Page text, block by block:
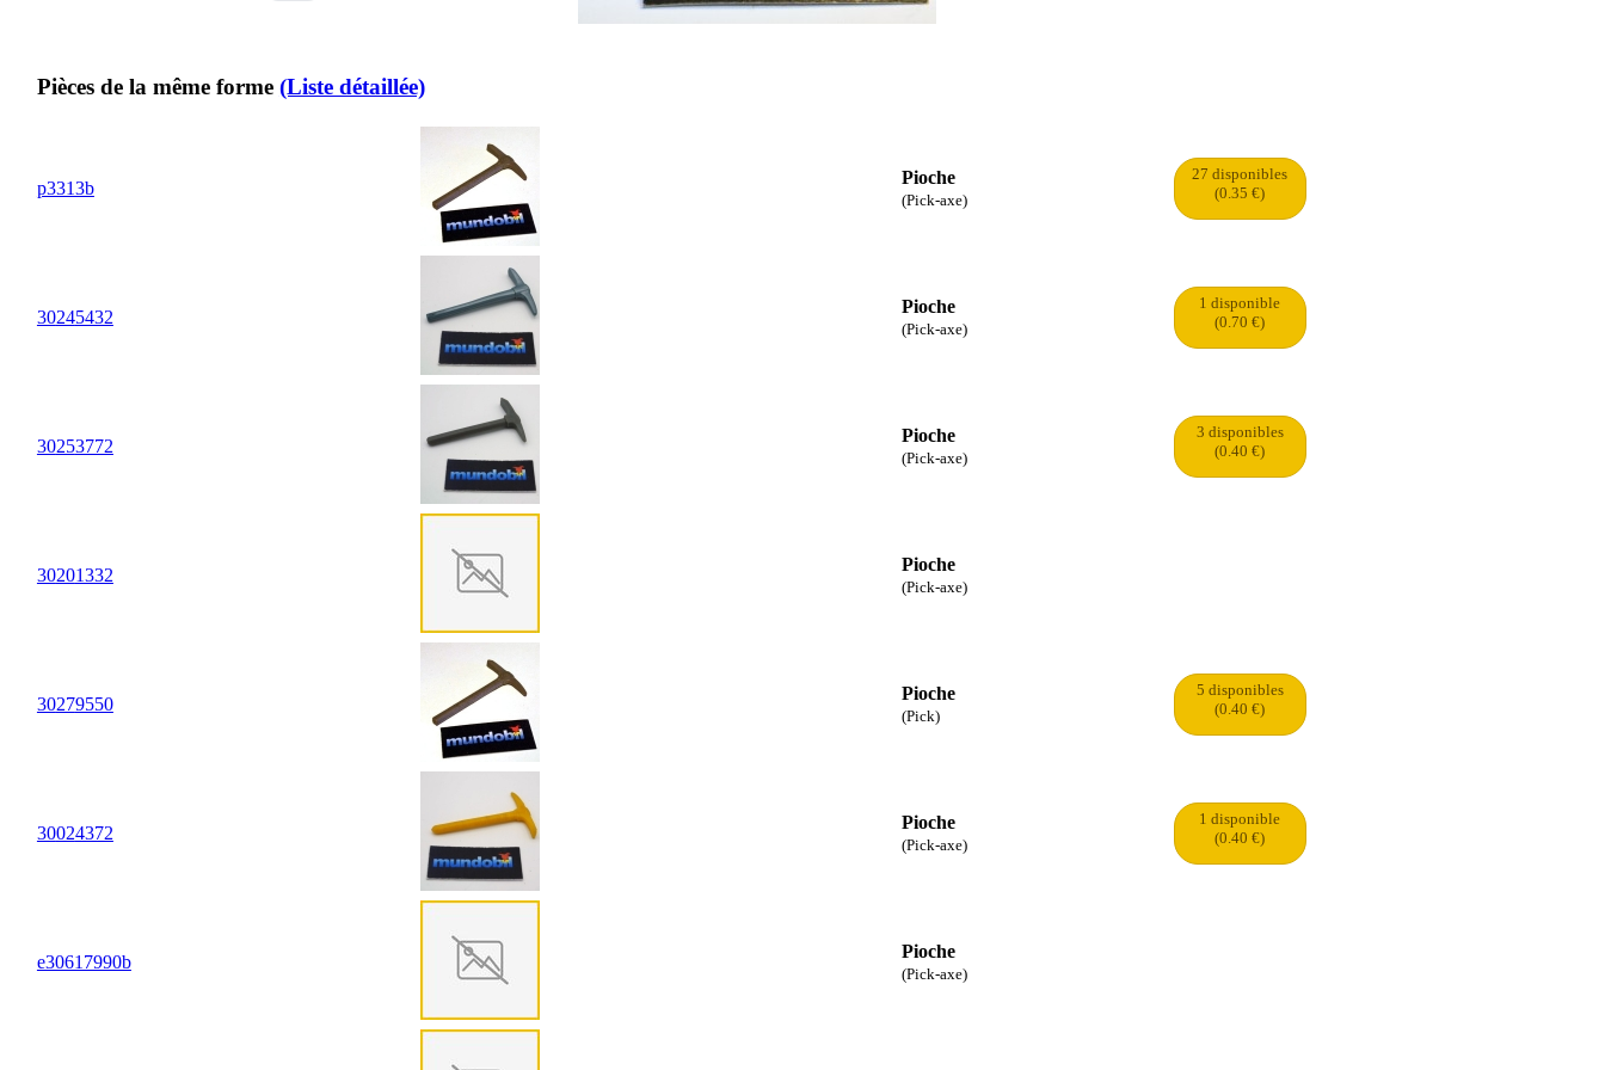
Pièces de la même forme (Liste détaillée)
p3313b
Pioche
(Pick-axe)
27 disponibles
(0.35 €)
30245432
Pioche
(Pick-axe)
1 disponible
(0.70 €)
30253772
Pioche
(Pick-axe)
3 disponibles
(0.40 €)
30201332
Pioche
(Pick-axe)
30279550
Pioche
(Pick)
5 disponibles
(0.40 €)
30024372
Pioche
(Pick-axe)
1 disponible
(0.40 €)
e30617990b
Pioche
(Pick-axe)